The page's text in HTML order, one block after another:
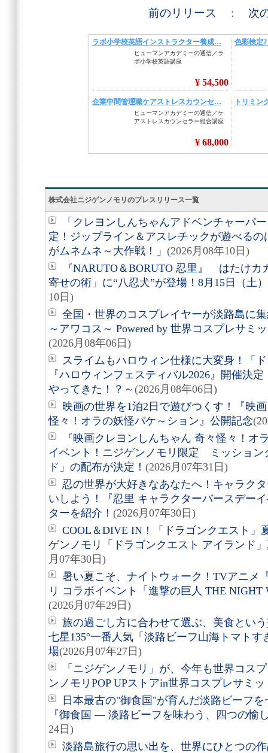
前のリリース : 次
株式会社ニジゲンノモリのプレスリリース一覧
「クレヨンしんちゃんアドベンチャーパ
定！ジップライン＆アスレチックが遊べる
がムネムネ～大作戦！」 (2026月08年10日)
『NARUTO＆BORUTO 忍里』 はたけカ
寄せの術」に“八忍犬”が登場！8月15日（土
10日)
全国・世界のコスプレイヤーが淡路島に
～アワコス～ Powered by 世界コスプレサミ
(2026月08年06日)
スライムもハロウィン仕様に大変身！「
『ハロウィンフェスティバル2026』開催決
やってきた！？～ (2026月08年06日)
映画の世界を1泊2日で遊びつくす！『映
怪々！オラの妖怪バケ～ション』公開記念
『映画クレヨンしんちゃん 奇々怪々！オ
イベント！ニジゲンノモリ限定 ミッション
ド」の配布が決定！ (2026月07年31日)
忍の世界が大好きなあなたへ！キャラク
いしよう！『忍里 キャラクターバースデー
ターを紹介！ (2026月07年30日)
COOL＆DIVE IN！「ドラゴンクエスト」
ゲンノモリ「ドラゴンクエスト アイランド
月07年30日)
暑い夏こそ、ナイトウォーク！TVアニメ
リ コラボイベント「進撃の巨人 THE
(2026月07年29日)
旅の過ごし方に合わせて選ぶ、美食とい
七星135°一番人気「淡路ビーフ山海トマト
場(2026月07年27日)
「ニジゲンノモリ」が、今年も世界コス
ンノモリPOP UPストアin世界コスプレサミッ
日本最古の"御食国"が育んだ淡路ビーフ
『御食国 ― 淡路ビーフを味わう、四つの愉
24日)
淡路島旅行の思い出を、世界にひとつの